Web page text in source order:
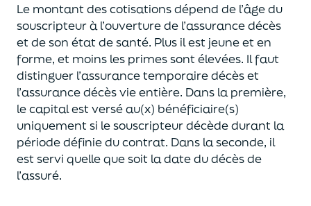
Le montant des cotisations dépend de l’âgedu
souscripteur à l’ouverture de l’assurance décès
et de son état de santé. Plus il est jeuneet en
forme, et moins les primes sont élevées. Il faut
distinguer l’assurance temporaire décès et
l’assurancedécèsvie entière. Dans la première,
le capital estversé au(x) bénéficiaire(s)
uniquementsi le souscripteur décède durant la
période définie du contrat. Dans la seconde, il
est servi quelle que soit la date du décès de
l’assuré.